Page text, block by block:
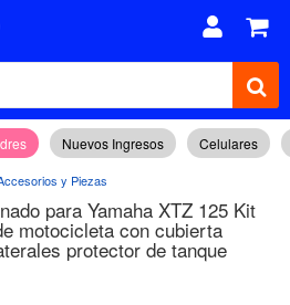
Nuevos Ingresos Celulares
y Piezas
para Yamaha XTZ 125 Kit
motocicleta con cubierta
protector de tanque